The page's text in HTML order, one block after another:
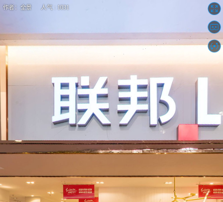
重庆联邦家私居然之家二郎店
作者：全景 人气 : 1031